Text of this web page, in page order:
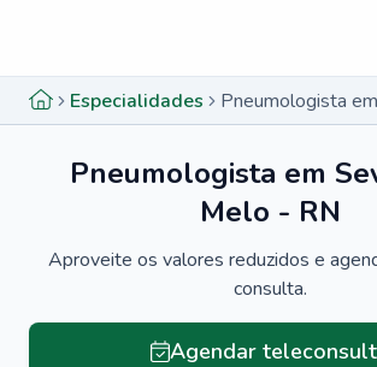
Especialidades
Pneumologista em
Melo - RN
Aproveite os valores reduzidos e
consulta.
Agendar